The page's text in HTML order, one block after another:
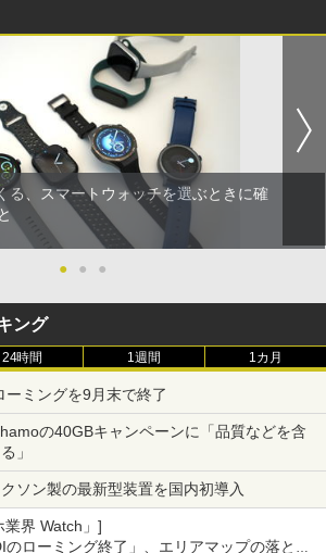
る、スマートウォッチを選ぶときに確
● ● ●
ング
24時間 1週間 1カ月
ーミングを9月末で終了
の40GBキャンペーンに「品質などを含
」
ソン製の最新型装置を国内初導入
業界 Watch」]
のローミング終了」、エリアマップの落とし